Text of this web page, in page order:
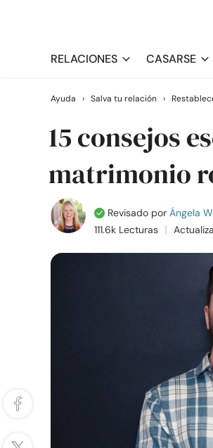
RELACIONES CASARSE
Ayuda › Salva tu relación ›
15 consejos
matrimonio
Revisado por Ángela
111.6k Lecturas